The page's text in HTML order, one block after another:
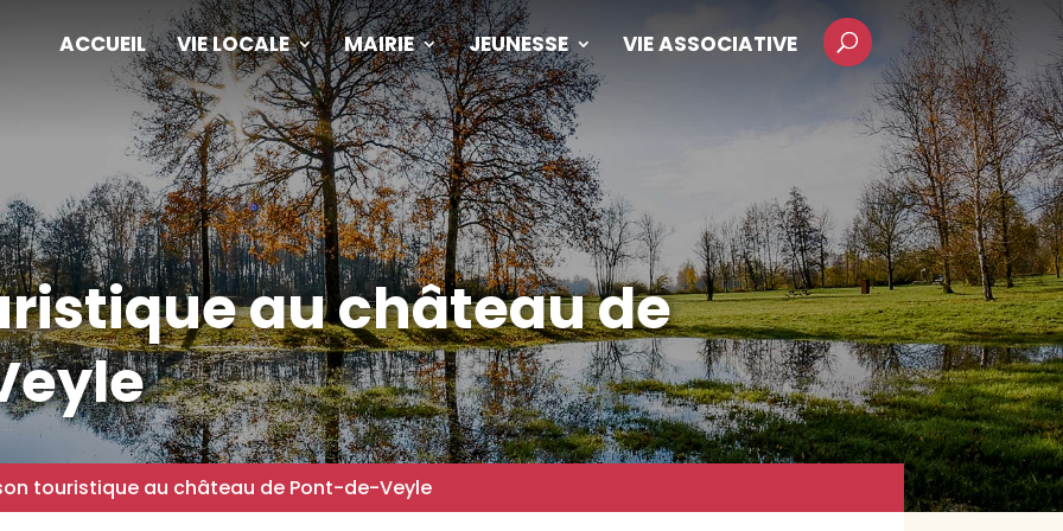
ACCUEIL VIE LOCALE MAIRIE JEUNESSE VIE ASSOCIATIVE
au château de
touristique au château de Pont-de-Veyle